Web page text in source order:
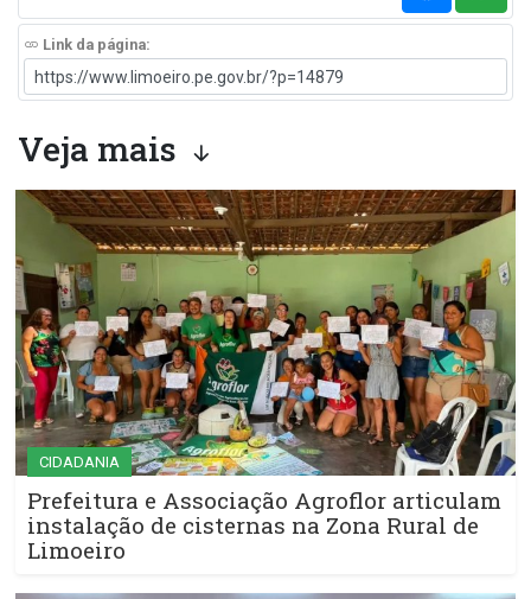
Link da página:
Veja mais
CIDADANIA
Prefeitura e Associação Agroflor articulam
instalação de cisternas na Zona Rural de
Limoeiro